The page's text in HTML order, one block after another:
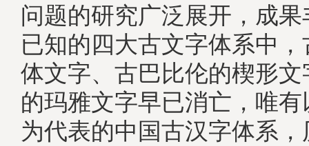
问题的研究广泛展开，
已知的四大古文字体系中
体文字、古巴比伦的楔形
的玛雅文字早已消亡，唯
为代表的中国古汉字体系